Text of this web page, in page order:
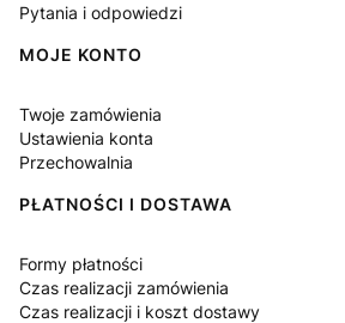
Pytania i odpowiedzi
MOJE KONTO
Twoje zamówienia
Ustawienia konta
Przechowalnia
PŁATNOŚCI I DOSTAWA
Formy płatności
Czas realizacji zamówienia
Czas realizacji i koszt dostawy